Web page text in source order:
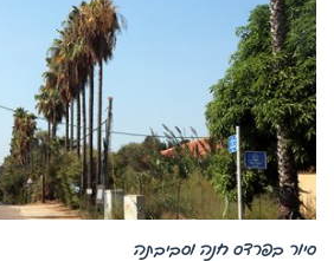
סיור בפרדס חנה וסביבתה